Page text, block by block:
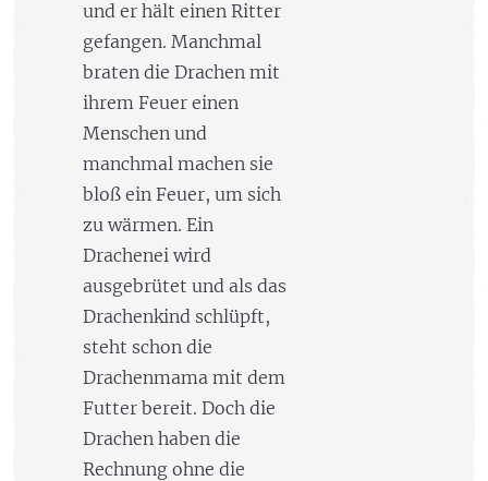
und er hält einen Ritter
gefangen. Manchmal
braten die Drachen mit
ihrem Feuer einen
Menschen und
manchmal machen sie
bloß ein Feuer, um sich
zu wärmen. Ein
Drachenei wird
ausgebrütet und als das
Drachenkind schlüpft,
steht schon die
Drachenmama mit dem
Futter bereit. Doch die
Drachen haben die
Rechnung ohne die